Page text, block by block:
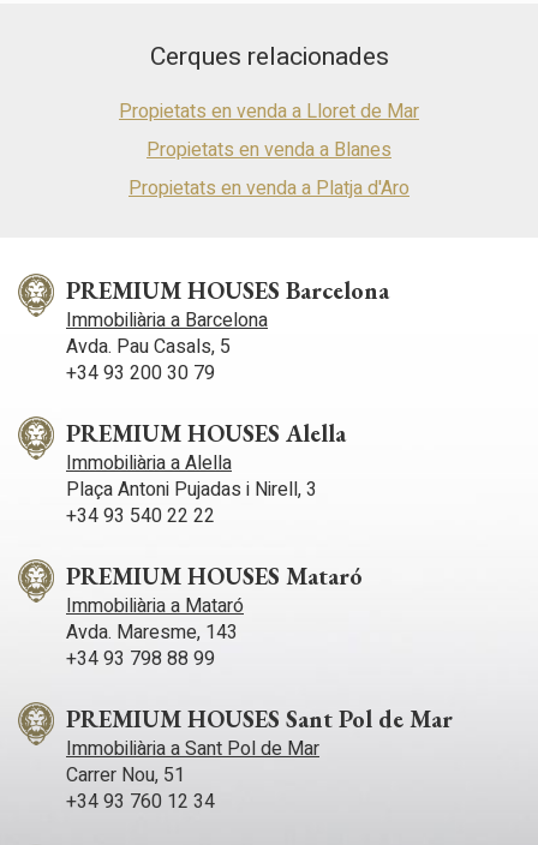
Cerques relacionades
Propietats en venda a Lloret de Mar
Propietats en venda a Blanes
Propietats en venda a Platja d'Aro
PREMIUM HOUSES Barcelona
Immobiliària a Barcelona
Avda. Pau Casals, 5
+34 93 200 30 79
PREMIUM HOUSES Alella
Immobiliària a Alella
Plaça Antoni Pujadas i Nirell, 3
+34 93 540 22 22
PREMIUM HOUSES Mataró
Immobiliària a Mataró
Avda. Maresme, 143
+34 93 798 88 99
PREMIUM HOUSES Sant Pol de Mar
Immobiliària a Sant Pol de Mar
Carrer Nou, 51
+34 93 760 12 34
informació sobre les preferències i les eleccions personals
hàbits de navegació. Gràcies a elles, podem conèixer els